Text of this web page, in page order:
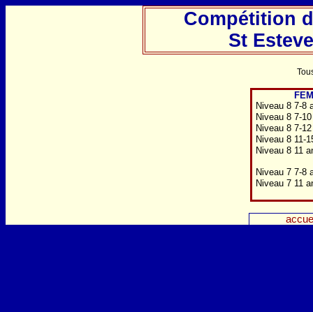
Compétition
St
Niveau 8 7-8
Niveau 8 7-
Niveau 8 7-
Niveau 8 11-
Niveau 8 11
Niveau 7 7-8
Niveau 7 11